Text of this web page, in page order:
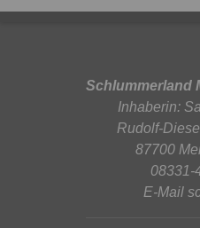
Schlummerland
Inhaberin:
Rudolf-
87700
08331-
E-Mail